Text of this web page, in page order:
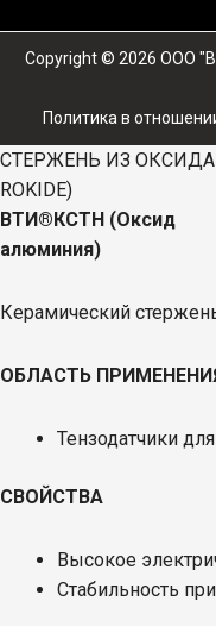
Copyright © 2026 OOO
Политика в
СТЕРЖЕНЬ ИЗ
ROKIDE)
ВТИ®КСТН (Оксид
алюминия)
Керамический
ОБЛАСТЬ
Тензодатчики
СВОЙСТВА
Высокое
Стабильность